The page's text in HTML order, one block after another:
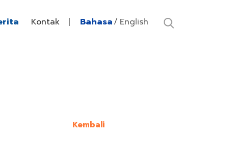
Kontak Bahasa English
Kembali